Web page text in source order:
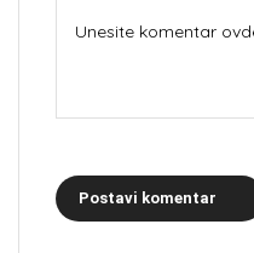
Postavi komentar